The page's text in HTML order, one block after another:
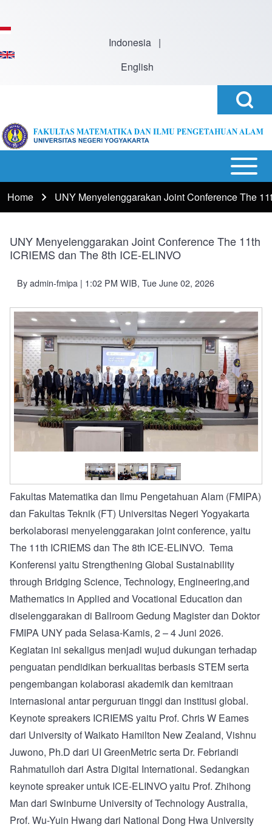
Indonesia |
English
Search
Block
navigation
Open or
Close
horizontal
Menu
Breadcrumb
Home UNY Menyelenggarakan Joint Conference The
UNY Menyelenggarakan Joint Conference The 11th
ICRIEMS dan The 8th ICE-ELINVO
Byadmin-fmipa | 1:02 PM WIB, Tue June 02, 2026
Fakultas Matematika dan Ilmu Pengetahuan Alam (FMIPA)
dan Fakultas Teknik (FT) Universitas Negeri Yogyakarta
berkolaborasi menyelenggarakan joint conference, yaitu
The 11th ICRIEMS dan The 8th ICE-ELINVO. Tema
Konferensi yaitu Strengthening Global Sustainability
through Bridging Science, Technology, Engineering,and
Mathematics in Applied and Vocational Education dan
diselenggarakan di Ballroom Gedung Magister dan Doktor
FMIPA UNY pada Selasa-Kamis, 2 – 4 Juni 2026.
Kegiatan ini sekaligus menjadi wujud dukungan terhadap
penguatan pendidikan berkualitas berbasis STEM serta
pengembangan kolaborasi akademik dan kemitraan
internasional antar perguruan tinggi dan institusi global.
Keynote spreakers ICRIEMS yaitu Prof. Chris W Eames
dari University of Waikato Hamilton New Zealand, Vishnu
Juwono, Ph.D dari UI GreenMetric serta Dr. Febriandi
Rahmatulloh dari Astra Digital International. Sedangkan
keynote spreaker untuk ICE-ELINVO yaitu Prof. Zhihong
Man dari Swinburne University of Technology Australia,
Prof. Wu-Yuin Hwang dari National Dong Hwa University